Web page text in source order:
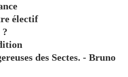
électif
des Sectes. - Bruno